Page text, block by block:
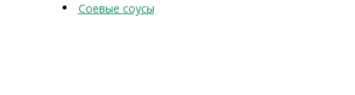
Соевые соусы